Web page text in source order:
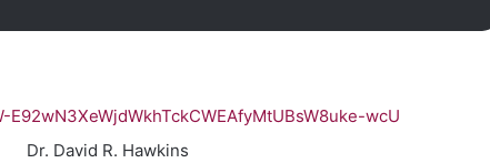
wcU